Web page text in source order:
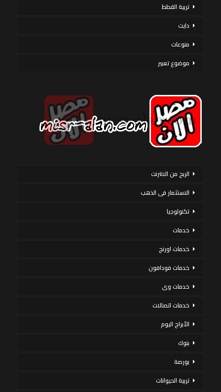
تربية القطط
دايت
منوعات
موضوع تعبير
الربح من الانترنت
الاستثمار فى الذهب
تكنولوجيا
خدمات
خدمات اورنج
خدمات فودافون
خدمات وى
خدمات اتصالات
الأبراج اليوم
بنوك
بورصة
تربية الحيوانات